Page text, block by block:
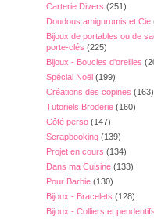
Carterie Divers (251)
Doudous amigurumis et Cie
Bijoux de portables ou de
porte-clés (225)
Bijoux - Boucles d'oreilles
Spécial Noël (199)
Créations des copines (163)
Tutoriels Broderie (160)
Côté perso (147)
Scrapbooking (139)
Projet en cours (134)
Dans ma Cuisine (133)
Pour Barbie (130)
Bijoux - Bracelets (128)
Bijoux - Colliers et pendentifs